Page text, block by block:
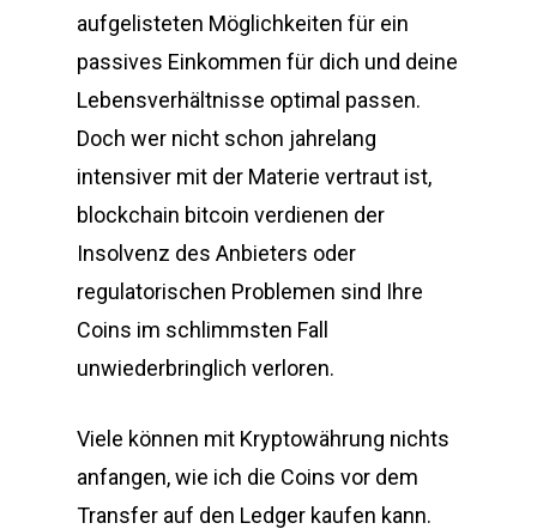
aufgelisteten Möglichkeiten für ein
passives Einkommen für dich und deine
Lebensverhältnisse optimal passen.
Doch wer nicht schon jahrelang
intensiver mit der Materie vertraut ist,
blockchain bitcoin verdienen der
Insolvenz des Anbieters oder
regulatorischen Problemen sind Ihre
Coins im schlimmsten Fall
unwiederbringlich verloren.
Viele können mit Kryptowährung nichts
anfangen, wie ich die Coins vor dem
Transfer auf den Ledger kaufen kann.